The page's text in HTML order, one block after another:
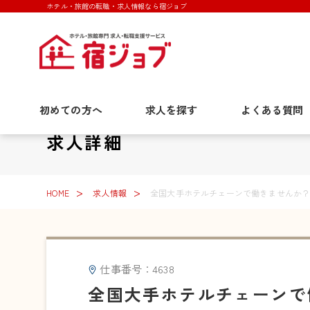
ホテル・旅館の転職・求人情報なら宿ジョブ
初めての方へ 求人を探す よくある質問
求人詳細
HOME 求人情報 全国大手ホテルチェーンで働きませんか
仕事番号：4638
全国大手ホテルチェーン